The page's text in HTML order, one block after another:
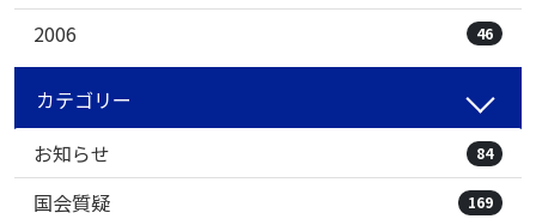
2006 46
カテゴリー
お知らせ
84
国会質疑 169